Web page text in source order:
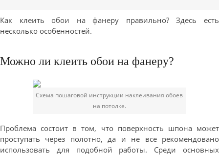
Как клеить обои на фанеру правильно? Здесь есть
несколько особенностей.
Можно ли клеить обои на фанеру?
Схема пошаговой инструкции наклеивания обоев
на потолке.
Проблема состоит в том, что поверхность шпона может
проступать через полотно, да и не все рекомендовано
использовать для подобной работы. Среди основных